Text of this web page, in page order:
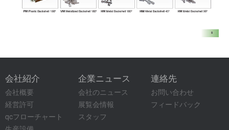
会社紹介
会社概要
経営許可
qcフローチャート
企業ニュース
会社のニュース
展覧会情報
スタッフ
連絡先
お問い合わせ
フィードバック